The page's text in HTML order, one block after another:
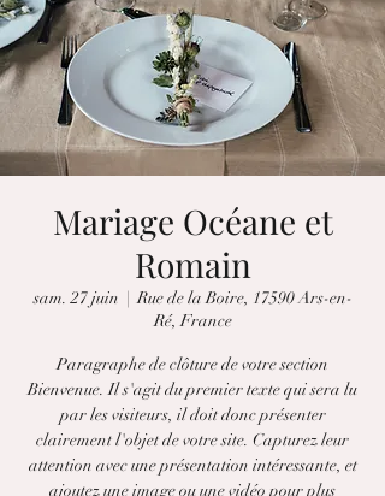
Mariage Océane et
Romain
sam. 27 juin
  |
Rue de la Boire, 17590 Ars-en-
Ré, France
Paragraphe de clôture de votre section
Bienvenue. Il s'agit du premier texte qui sera lu
par les visiteurs, il doit donc présenter
clairement l'objet de votre site. Capturez leur
attention avec une présentation intéressante, et
ajoutez une image ou une vidéo pour plus